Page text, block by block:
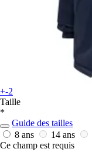
+-2
Taille
*
Guide des tailles
8 ans
14 ans
Ce champ est requis